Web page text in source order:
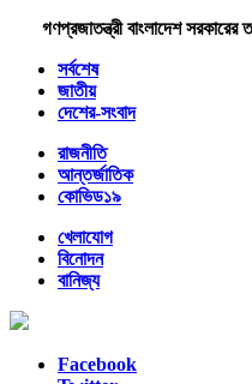
গণপ্রজাতন্ত্রী বাংলাদেশ
সর্বশেষ
জাতীয়
দেশের-সংবাদ
রাজনীতি
আন্তর্জাতিক
কোভিড১৯
খেলাযোগ
বিনোদন
বানিজ্য
Facebook